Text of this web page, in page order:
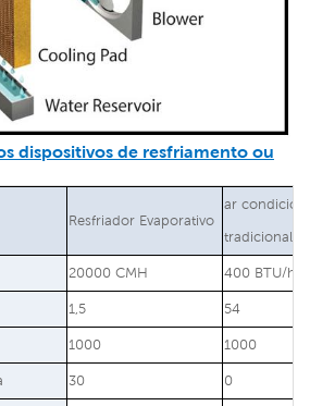
dispositivos de resfriamento ou
Resfriador Evaporativo
ar
tradicional
20000 CMH 400 BTU/h
1,5 54
1000 1000
30 0